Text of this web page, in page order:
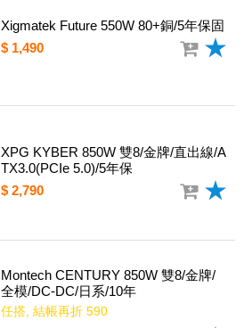
Xigmatek Future 550W 80+銅/5年保固
$ 1,490
XPG KYBER 850W 雙8/金牌/直出線/A
TX3.0(PCIe 5.0)/5年保
$ 2,790
Montech CENTURY 850W 雙8/金牌/
全模/DC-DC/日系/10年
任搭, 結帳再折 590